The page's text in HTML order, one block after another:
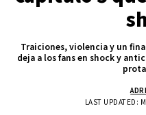
Traiciones, violencia y un
deja a los fans en shock y
LAST UPDATED: